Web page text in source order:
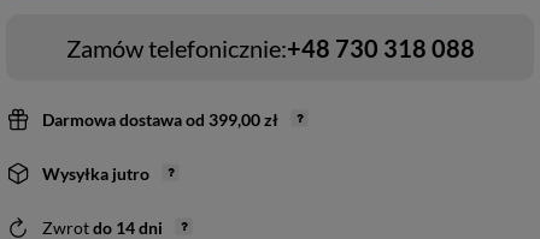
Zamów telefonicznie:+48 730 318 088
Darmowa dostawaod 399,00 zł
Wysyłka jutro
Zwrotdo 14dni